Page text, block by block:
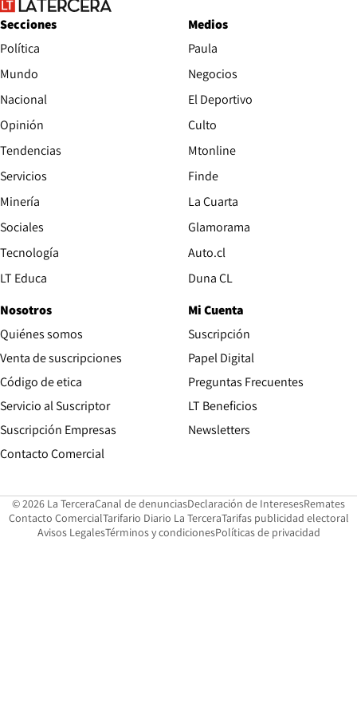
Secciones
Política
Mundo
Nacional
Opinión
Tendencias
Servicios
Minería
Sociales
Tecnología
LT Educa
Medios
Paula
Negocios
El Deportivo
Culto
Mtonline
Finde
La Cuarta
Glamorama
Auto.cl
Duna CL
Nosotros
Quiénes somos
Venta de suscripciones
Código de etica Opens in new window
Servicio al Suscriptor
Suscripción Empresas
Contacto Comercial
Mi Cuenta
Suscripción
Papel Digital
Preguntas Frecuentes
LT Beneficios
Newsletters
© 2026 La TerceraCanal de denunciasOpens in new window
Declaración de InteresesOpens in
Remates
Contacto ComercialOpens in new window
Tarifario Diario La TerceraOpens in new window
Tarifas publicidad electoral
Avisos LegalesOpens in new window
Términos y condicionesPolíticas de privacidad